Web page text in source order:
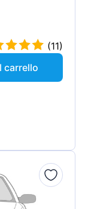
(11)
carrello